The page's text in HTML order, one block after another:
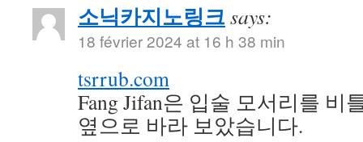
소닉카지노링크says:
18 février 2024 at 16 h 38 min
tsrrub.com
Fang Jifan은 입술 모서리를 비
옆으로 바라 보았습니다.